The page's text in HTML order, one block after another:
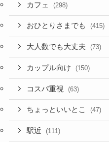
カフェ (298)
おひとりさまでも (415)
大人数でも大丈夫 (73)
カップル向け (150)
コスパ重視 (63)
ちょっといいとこ (47)
駅近 (111)